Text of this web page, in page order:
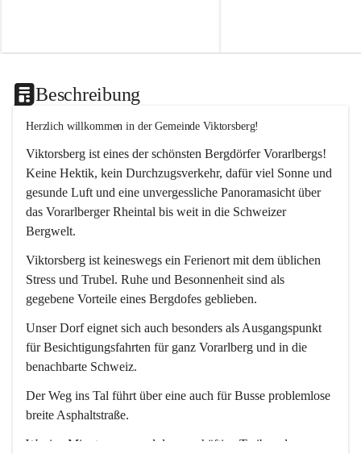
Beschreibung
Herzlich willkommen in der Gemeinde Viktorsberg!
Viktorsberg ist eines der schönsten Bergdörfer Vorarlbergs!
Keine Hektik, kein Durchzugsverkehr, dafür viel Sonne und
gesunde Luft und eine unvergessliche Panoramasicht über
das Vorarlberger Rheintal bis weit in die Schweizer
Bergwelt.
Viktorsberg ist keineswegs ein Ferienort mit dem üblichen
Stress und Trubel. Ruhe und Besonnenheit sind als
gegebene Vorteile eines Bergdofes geblieben.
Unser Dorf eignet sich auch besonders als Ausgangspunkt
für Besichtigungsfahrten für ganz Vorarlberg und in die
benachbarte Schweiz.
Der Weg ins Tal führt über eine auch für Busse problemlose
breite Asphaltstraße.
Wenige Minuten nur, und das geschäftige Treiben der